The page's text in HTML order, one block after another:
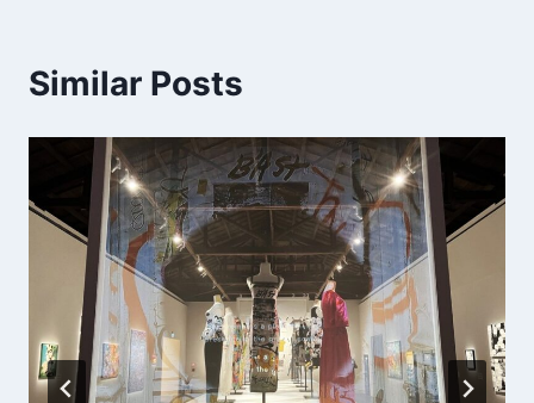
Similar Posts